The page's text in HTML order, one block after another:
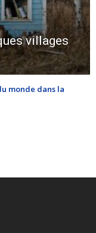
villages
monde dans la